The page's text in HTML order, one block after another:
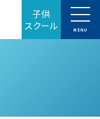
子供
スクール MENU